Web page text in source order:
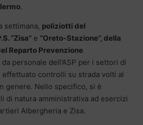
.
settimana, poliziotti del
“Zisa” e “Oreto-Stazione”, della
Reparto Prevenzione
personale dell’ASP per i settori di
effettuato controlli su strada volti al
genere. Nello specifico, si è
di natura amministrativa ad esercizi
Albergheria e Zisa.